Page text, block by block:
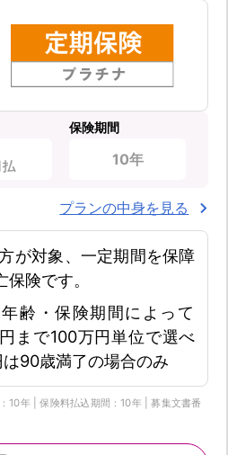
保険期間
10年
プランの中身を見る
が対象、一定期間を保障
険です。
齢・保険期間によって
まで100万円単位で選べ
90歳満了の場合のみ
10年 | 保険料払込期間：10年 | 募集文書番